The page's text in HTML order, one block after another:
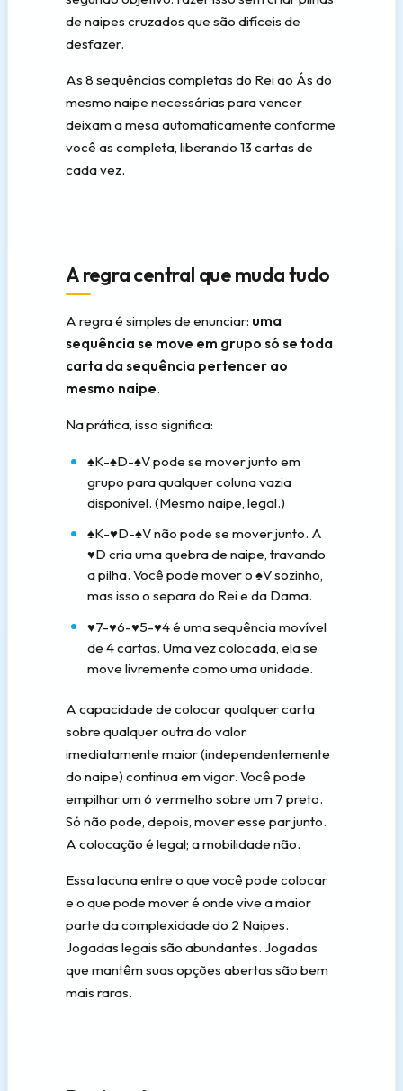
de naipes cruzados que são difíceis de
desfazer.
As 8 sequências completas do Rei ao Ás do
mesmo naipe necessárias para vencer
deixam a mesa automaticamente conforme
você as completa, liberando 13 cartas de
cada vez.
A regra central que muda tudo
A regra é simples de enunciar: uma
sequência se move em grupo só se toda
carta da sequência pertencer ao
mesmo naipe.
Na prática, isso significa:
♠K-♠D-♠V pode se mover junto em
grupo para qualquer coluna vazia
disponível. (Mesmo naipe, legal.)
♠K-♥D-♠V não pode se mover junto. A
♥D cria uma quebra de naipe, travando
a pilha. Você pode mover o ♠V sozinho,
mas isso o separa do Rei e da Dama.
♥7-♥6-♥5-♥4 é uma sequência movível
de 4 cartas. Uma vez colocada, ela se
move livremente como uma unidade.
A capacidade de colocar qualquer carta
sobre qualquer outra do valor
imediatamente maior (independentemente
do naipe) continua em vigor. Você pode
empilhar um 6 vermelho sobre um 7 preto.
Só não pode, depois, mover esse par junto.
A colocação é legal; a mobilidade não.
Essa lacuna entre o que você pode colocar
e o que pode mover é onde vive a maior
parte da complexidade do 2 Naipes.
Jogadas legais são abundantes. Jogadas
que mantêm suas opções abertas são bem
mais raras.